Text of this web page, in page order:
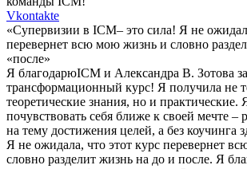
Vkontakte
«Супервизии в ICM– это сила! Я не
перевернет всю мою жизнь и словно
«после»
Я благодарюICM и Александра В. Зотова
трансформационный курс! Я получила не
теоретические знания, но и практические.
почувствовать себя ближе к своей мечте –
на тему достижения целей, а без коучинга
Я не ожидала, что этот курс перевернет
словно разделит жизнь на до и после. Я